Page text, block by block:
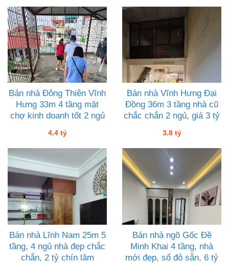
Bán nhà Đông Thiên Vĩnh
Hưng 33m 4 tầng mặt
chợ kinh doanh tốt 2 ngủ
4.4 tỷ
Bán nhà Vĩnh Hưng Đại
Đồng 36m 3 tầng nhà cũ
chắc chắn 2 ngủ, giá 3 tỷ
3.8 tỷ
Bán nhà Lĩnh Nam 25m 5
tầng, 4 ngủ nhà đẹp chắc
chắn, 2 tỷ chín lăm
Bán nhà ngõ Gốc Đề
Minh Khai 4 tầng, nhà
mới đẹp, sổ đỏ sẵn, 6 tỷ